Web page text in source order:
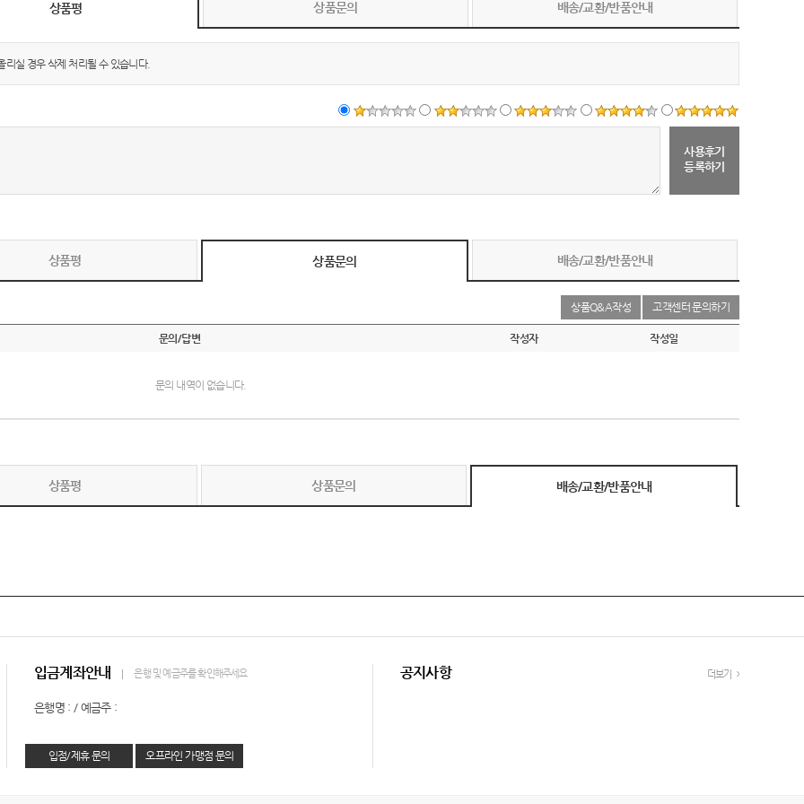
상품평 상품문의 배송/교환/반품안내
실 경우 삭제 처리될 수 있습니다.
사용후기
등록하기
상품평 상품문의 배송/교환/반품안내
상품Q&A작성 고객센터 문의하기
문의/답변 작성자 작성일
문의 내역이 없습니다.
상품평 상품문의 배송/교환/반품안내
입금계좌안내 은행 및 예금주를 확인해주세요
은행명 : / 예금주 :
입점/제휴 문의 오프라인 가맹점 문의
공지사항 더보기